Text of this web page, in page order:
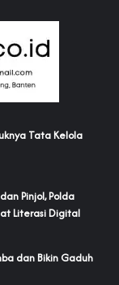
Tata Kelola
Pinjol, Polda
Literasi Digital
dan Bikin Gaduh